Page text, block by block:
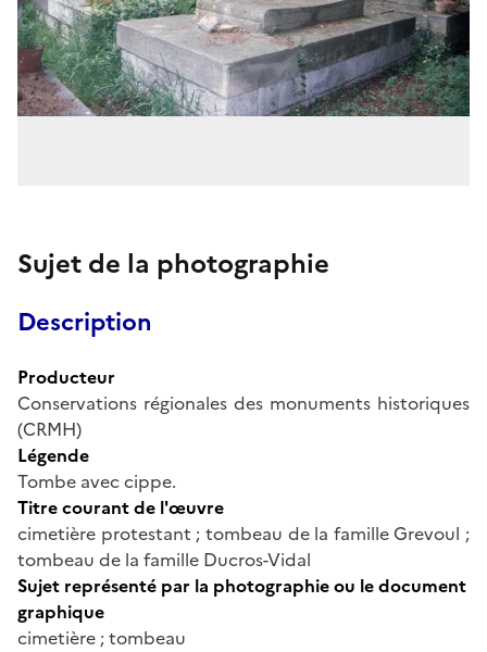
Sujet de la photographie
Description
Producteur
Conservations régionales des monuments historiques
(CRMH)
Légende
Tombe avec cippe.
Titre courant de l'œuvre
cimetière protestant ; tombeau de la famille Grevoul ;
tombeau de la famille Ducros-Vidal
Sujet représenté par la photographie ou le document
graphique
cimetière ; tombeau